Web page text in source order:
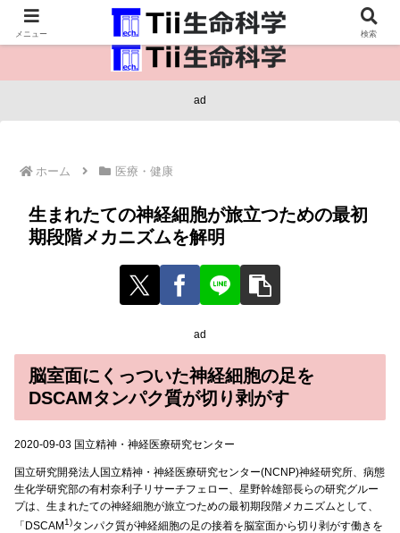
医療保健・生命・生物の情報インフラ。
ad
ホーム 医療・健康
生まれたての神経細胞が旅立つための最初
期段階メカニズムを解明
ad
脳室面にくっついた神経細胞の足を
DSCAMタンパク質が切り剥がす
2020-09-03 国立精神・神経医療研究センター
国立研究開発法人国立精神・神経医療研究センター(NCNP)神経研究所、病態
生化学研究部の有村奈利子リサーチフェロー、星野幹雄部長らの研究グルー
プは、生まれたての神経細胞が旅立つための最初期段階メカニズムとして、
「DSCAM1)タンパク質が神経細胞の足の接着を脳室面から切り剥がす働きを
メニュー 検索